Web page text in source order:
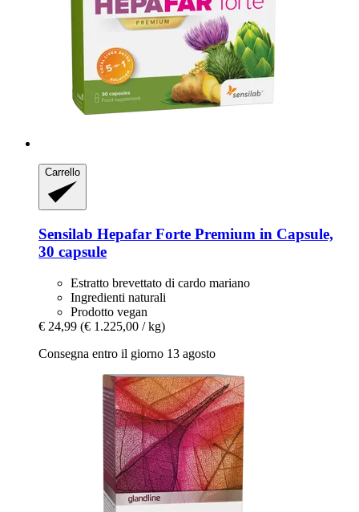
Carrello
Sensilab Hepafar Forte Premium in Capsule,
30 capsule
Estratto brevettato di cardo mariano
Ingredienti naturali
Prodotto vegan
€ 24,99 (€ 1.225,00 / kg)
Consegna entro il giorno 13 agosto